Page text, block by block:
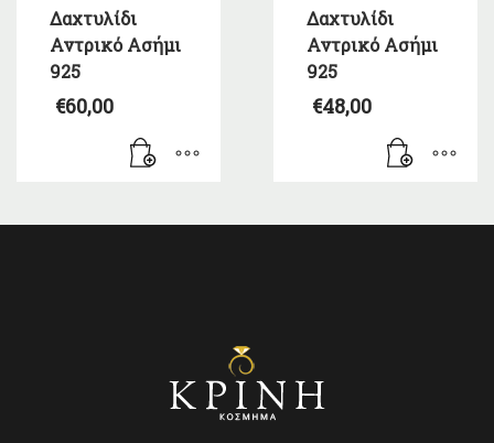
Δαχτυλίδι
Αντρικό Ασήμι
925
€60,00
Δαχτυλίδι
Αντρικό Ασήμι
925
€48,00